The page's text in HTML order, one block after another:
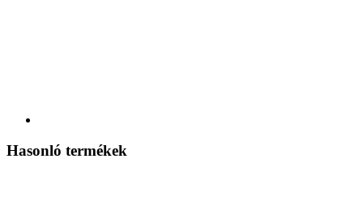
Hasonló termékek